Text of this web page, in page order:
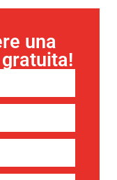
una